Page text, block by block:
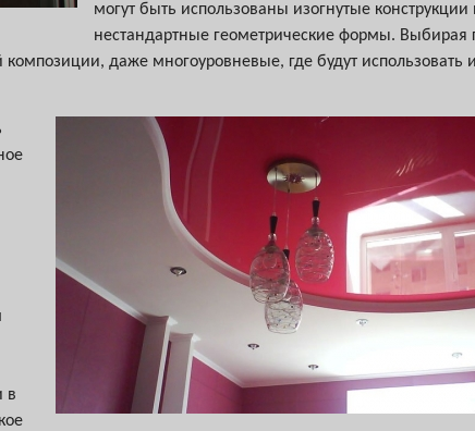
могут быть использованы изогнутые конструкции
нестандартные геометрические формы. Выбирая
даже многоуровневые, где будут использовать
в